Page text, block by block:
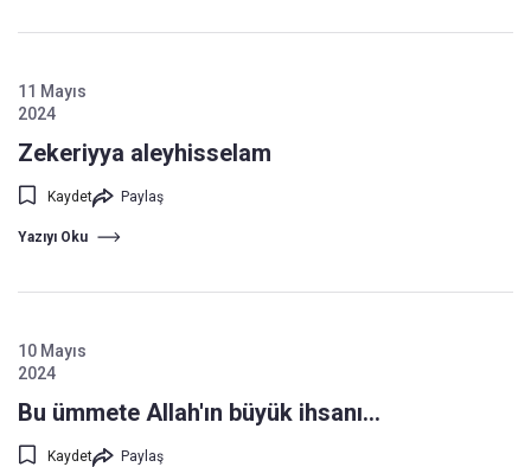
11 Mayıs
2024
Zekeriyya aleyhisselam
Kaydet Paylaş
Yazıyı Oku
10 Mayıs
2024
Bu ümmete Allah'ın büyük ihsanı...
Kaydet Paylaş